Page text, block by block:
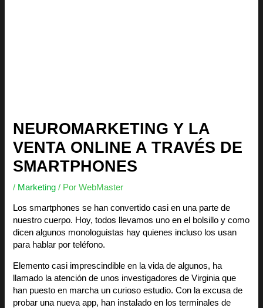
NEUROMARKETING Y LA
VENTA ONLINE A TRAVÉS DE
SMARTPHONES
/ Marketing / PorWebMaster
Los smartphones se han convertido casi en una parte de
nuestro cuerpo. Hoy, todos llevamos uno en el bolsillo y como
dicen algunos monologuistas hay quienes incluso los usan
para hablar por teléfono.
Elemento casi imprescindible en la vida de algunos, ha
llamado la atención de unos investigadores de Virginia que
han puesto en marcha un curioso estudio. Con la excusa de
probar una nueva app, han instalado en los terminales de